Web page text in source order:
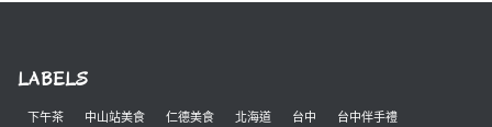
LABELS
下午茶 中山站美食 仁德美食 北海道 台中 台中伴手禮